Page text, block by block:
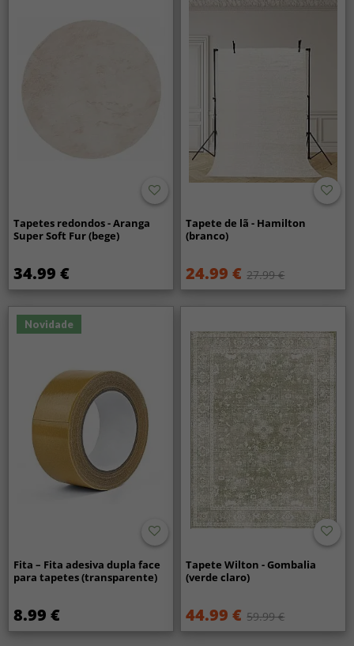
Tapetes redondos - Aranga
Super Soft Fur (bege)
34.99 €
Tapete de lã - Hamilton
(branco)
24.99 € 27.99 €
Novidade
Fita – Fita adesiva dupla face
para tapetes (transparente)
8.99 €
Tapete Wilton - Gombalia
(verde claro)
44.99 € 59.99 €